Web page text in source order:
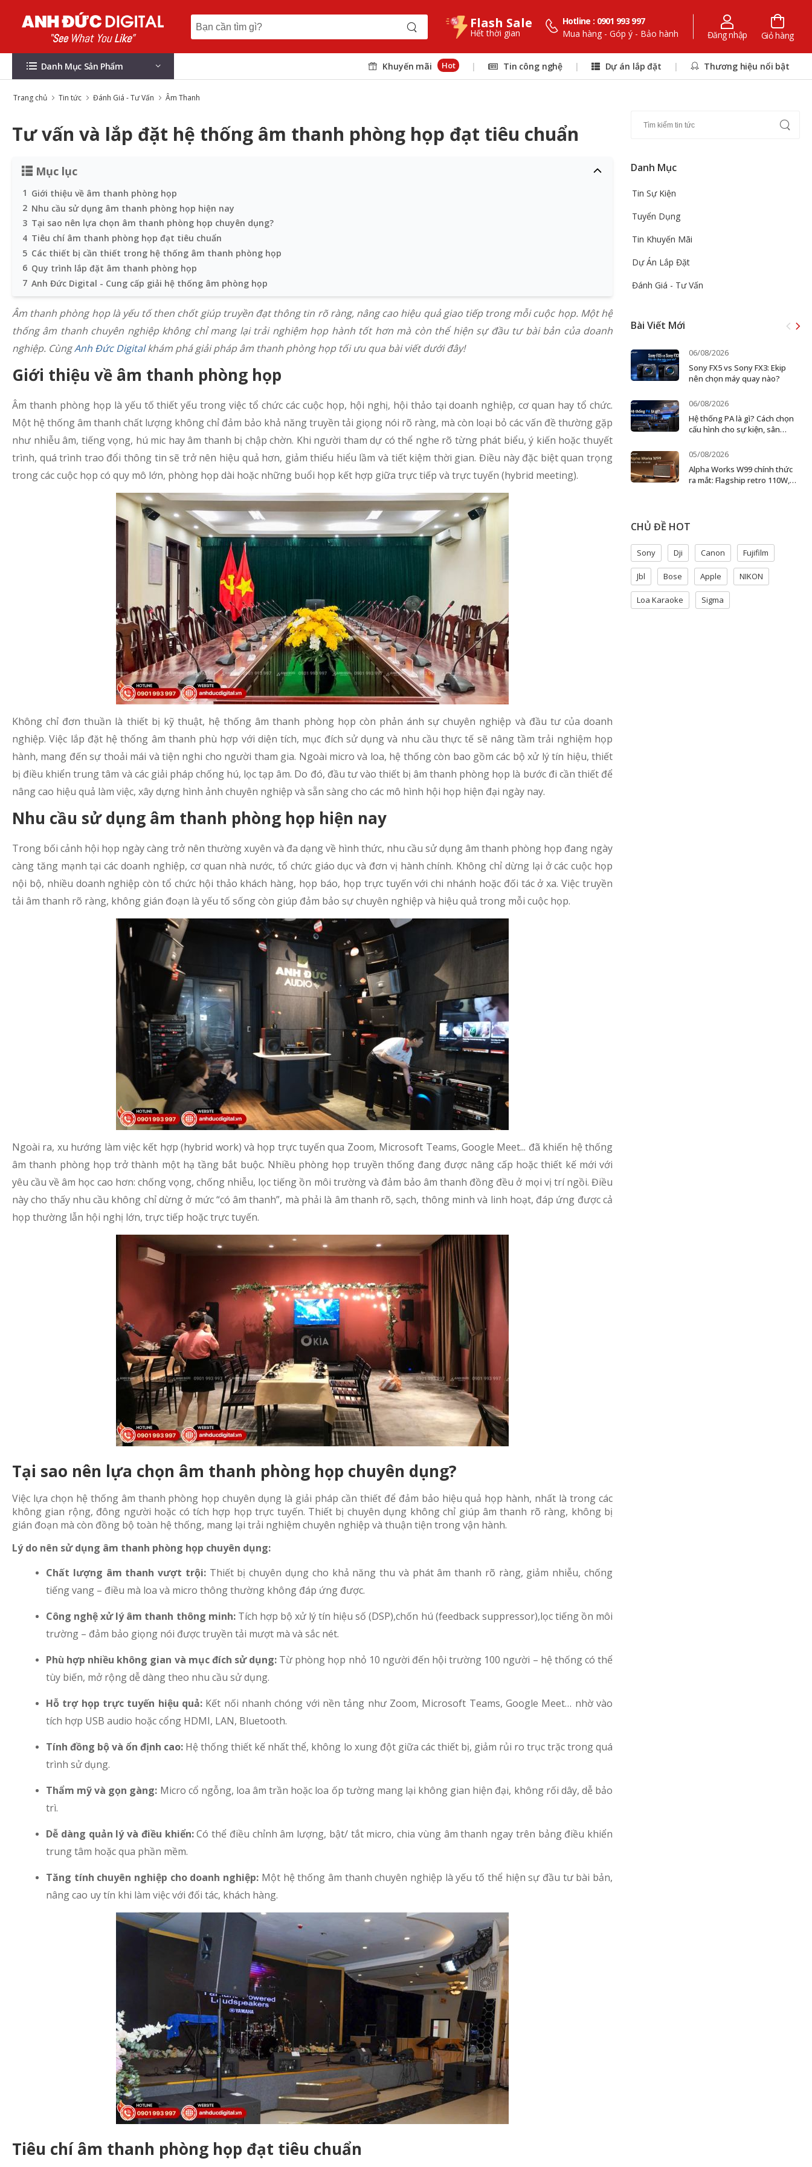
Flash Sale
Hết thời gian
Hotline : 0901 993 997
Mua hàng - Góp ý - Bảo hành
Đăng nhập Giỏ hàng
Danh Mục Sản Phẩm Khuyến mãi Hot | Tin công nghệ | Dự án lắp đặt | Thương hiệu nổi bật
Trang chủ Tin tức Đánh Giá - Tư Vấn Âm Thanh
Tư vấn và lắp đặt hệ thống âm thanh phòng họp đạt tiêu chuẩn
Mục lục
1 Giới thiệu về âm thanh phòng họp​
2 ​​​​Nhu cầu sử dụng âm thanh phòng họp hiện nay
3 Tại sao nên lựa chọn âm thanh phòng họp chuyên dụng?
4 Tiêu chí âm thanh phòng họp đạt tiêu chuẩn
5 Các thiết bị cần thiết trong hệ thống âm thanh phòng họp
6 Quy trình lắp đặt âm thanh phòng họp
7 Anh Đức Digital - Cung cấp giải hệ thống âm phòng họp
Âm thanh phòng họp là yếu tố then chốt giúp truyền đạt thông tin rõ ràng, nâng cao hiệu quả giao tiếp trong mỗi cuộc họp. Một hệ
thống âm thanh chuyên nghiệp không chỉ mang lại trải nghiệm họp hành tốt hơn mà còn thể hiện sự đầu tư bài bản của doanh
nghiệp. CùngAnh Đức Digitalkhám phá giải pháp âm thanh phòng họp tối ưu qua bài viết dưới đây!
Giới thiệu về âm thanh phòng họp​
Âm thanh phòng họp là yếu tố thiết yếu trong việc tổ chức các cuộc họp, hội nghị, hội thảo tại doanh nghiệp, cơ quan hay tổ chức.
Một hệ thống âm thanh chất lượng không chỉ đảm bảo khả năng truyền tải giọng nói rõ ràng, mà còn loại bỏ các vấn đề thường gặp
như nhiễu âm, tiếng vọng, hú mic hay âm thanh bị chập chờn. Khi người tham dự có thể nghe rõ từng phát biểu, ý kiến hoặc thuyết
trình, quá trình trao đổi thông tin sẽ trở nên hiệu quả hơn, giảm thiểu hiểu lầm và tiết kiệm thời gian. Điều này đặc biệt quan trọng
trong các cuộc họp có quy mô lớn, phòng họp dài hoặc những buổi họp kết hợp giữa trực tiếp và trực tuyến (hybrid meeting).
Không chỉ đơn thuần là thiết bị kỹ thuật, hệ thống âm thanh phòng họp còn phản ánh sự chuyên nghiệp và đầu tư của doanh
nghiệp. Việc lắp đặt hệ thống âm thanh phù hợp với diện tích, mục đích sử dụng và nhu cầu thực tế sẽ nâng tầm trải nghiệm họp
hành, mang đến sự thoải mái và tiện nghi cho người tham gia. Ngoài micro và loa, hệ thống còn bao gồm các bộ xử lý tín hiệu, thiết
bị điều khiển trung tâm và các giải pháp chống hú, lọc tạp âm. Do đó, đầu tư vào thiết bị âm thanh phòng họp là bước đi cần thiết để
nâng cao hiệu quả làm việc, xây dựng hình ảnh chuyên nghiệp và sẵn sàng cho các mô hình hội họp hiện đại ngày nay.
Nhu cầu sử dụng âm thanh phòng họp hiện nay
Trong bối cảnh hội họp ngày càng trở nên thường xuyên và đa dạng về hình thức, nhu cầu sử dụng âm thanh phòng họp đang ngày
càng tăng mạnh tại các doanh nghiệp, cơ quan nhà nước, tổ chức giáo dục và đơn vị hành chính. Không chỉ dừng lại ở các cuộc họp
nội bộ, nhiều doanh nghiệp còn tổ chức hội thảo khách hàng, họp báo, họp trực tuyến với chi nhánh hoặc đối tác ở xa. Việc truyền
tải âm thanh rõ ràng, không gián đoạn là yếu tố sống còn giúp đảm bảo sự chuyên nghiệp và hiệu quả trong mỗi cuộc họp.
Ngoài ra, xu hướng làm việc kết hợp (hybrid work) và họp trực tuyến qua Zoom, Microsoft Teams, Google Meet... đã khiến hệ thống
âm thanh phòng họp trở thành một hạ tầng bắt buộc. Nhiều phòng họp truyền thống đang được nâng cấp hoặc thiết kế mới với
yêu cầu về âm học cao hơn: chống vọng, chống nhiễu, lọc tiếng ồn môi trường và đảm bảo âm thanh đồng đều ở mọi vị trí ngồi. Điều
này cho thấy nhu cầu không chỉ dừng ở mức “có âm thanh”, mà phải là âm thanh rõ, sạch, thông minh và linh hoạt, đáp ứng được cả
họp thường lẫn hội nghị lớn, trực tiếp hoặc trực tuyến.
Tại sao nên lựa chọn âm thanh phòng họp chuyên dụng?
Việc lựa chọn hệ thống âm thanh phòng họp chuyên dụng là giải pháp cần thiết để đảm bảo hiệu quả họp hành, nhất là trong các
không gian rộng, đông người hoặc có tích hợp họp trực tuyến. Thiết bị chuyên dụng không chỉ giúp âm thanh rõ ràng, không bị
gián đoạn mà còn đồng bộ toàn hệ thống, mang lại trải nghiệm chuyên nghiệp và thuận tiện trong vận hành.
Lý do nên sử dụng âm thanh phòng họp chuyên dụng:
Chất lượng âm thanh vượt trội: Thiết bị chuyên dụng cho khả năng thu và phát âm thanh rõ ràng, giảm nhiễu, chống
tiếng vang – điều mà loa và micro thông thường không đáp ứng được.
Công nghệ xử lý âm thanh thông minh: Tích hợp bộ xử lý tín hiệu số (DSP),chốn hú (feedback suppressor),lọc tiếng ồn môi
trường – đảm bảo giọng nói được truyền tải mượt mà và sắc nét.
Phù hợp nhiều không gian và mục đích sử dụng: Từ phòng họp nhỏ 10 người đến hội trường 100 người – hệ thống có thể
tùy biến, mở rộng dễ dàng theo nhu cầu sử dụng.
Hỗ trợ họp trực tuyến hiệu quả: Kết nối nhanh chóng với nền tảng như Zoom, Microsoft Teams, Google Meet… nhờ vào
tích hợp USB audio hoặc cổng HDMI, LAN, Bluetooth.
Tính đồng bộ và ổn định cao: Hệ thống thiết kế nhất thể, không lo xung đột giữa các thiết bị, giảm rủi ro trục trặc trong quá
trình sử dụng.
Thẩm mỹ và gọn gàng: Micro cổ ngỗng, loa âm trần hoặc loa ốp tường mang lại không gian hiện đại, không rối dây, dễ bảo
trì.
Dễ dàng quản lý và điều khiển:Có thể điều chỉnh âm lượng, bật/ tắt micro, chia vùng âm thanh ngay trên bảng điều khiển
trung tâm hoặc qua phần mềm.
Tăng tính chuyên nghiệp cho doanh nghiệp: Một hệ thống âm thanh chuyên nghiệp là yếu tố thể hiện sự đầu tư bài bản,
nâng cao uy tín khi làm việc với đối tác, khách hàng.
Tiêu chí âm thanh phòng họp đạt tiêu chuẩn
Danh Mục
Tin Sự Kiện
Tuyển Dụng
Tin Khuyến Mãi
Dự Án Lắp Đặt
Đánh Giá - Tư Vấn
Bài Viết Mới
06/08/2026
Sony FX5 vs Sony FX3: Ekip
nên chọn máy quay nào?
06/08/2026
Hệ thống PA là gì? Cách chọn
cấu hình cho sự kiện, sân
05/08/2026
Alpha Works W99 chính thức
ra mắt: Flagship retro 110W,
CHỦ ĐỀ HOT
Sony Dji Canon Fujifilm
Jbl Bose Apple NIKON
Loa Karaoke Sigma